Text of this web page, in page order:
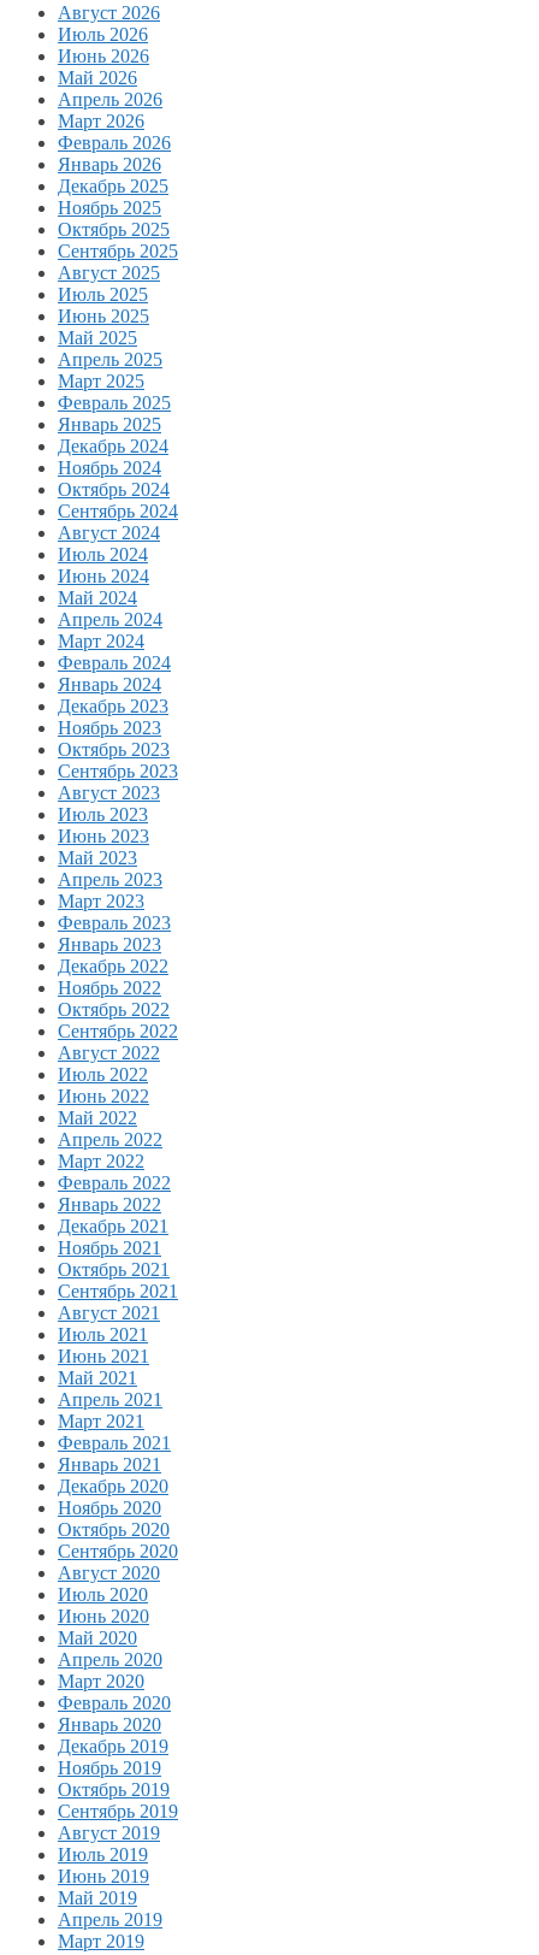
Август 2026
Июль 2026
Июнь 2026
Май 2026
Апрель 2026
Март 2026
Февраль 2026
Январь 2026
Декабрь 2025
Ноябрь 2025
Октябрь 2025
Сентябрь 2025
Август 2025
Июль 2025
Июнь 2025
Май 2025
Апрель 2025
Март 2025
Февраль 2025
Январь 2025
Декабрь 2024
Ноябрь 2024
Октябрь 2024
Сентябрь 2024
Август 2024
Июль 2024
Июнь 2024
Май 2024
Апрель 2024
Март 2024
Февраль 2024
Январь 2024
Декабрь 2023
Ноябрь 2023
Октябрь 2023
Сентябрь 2023
Август 2023
Июль 2023
Июнь 2023
Май 2023
Апрель 2023
Март 2023
Февраль 2023
Январь 2023
Декабрь 2022
Ноябрь 2022
Октябрь 2022
Сентябрь 2022
Август 2022
Июль 2022
Июнь 2022
Май 2022
Апрель 2022
Март 2022
Февраль 2022
Январь 2022
Декабрь 2021
Ноябрь 2021
Октябрь 2021
Сентябрь 2021
Август 2021
Июль 2021
Июнь 2021
Май 2021
Апрель 2021
Март 2021
Февраль 2021
Январь 2021
Декабрь 2020
Ноябрь 2020
Октябрь 2020
Сентябрь 2020
Август 2020
Июль 2020
Июнь 2020
Май 2020
Апрель 2020
Март 2020
Февраль 2020
Январь 2020
Декабрь 2019
Ноябрь 2019
Октябрь 2019
Сентябрь 2019
Август 2019
Июль 2019
Июнь 2019
Май 2019
Апрель 2019
Март 2019